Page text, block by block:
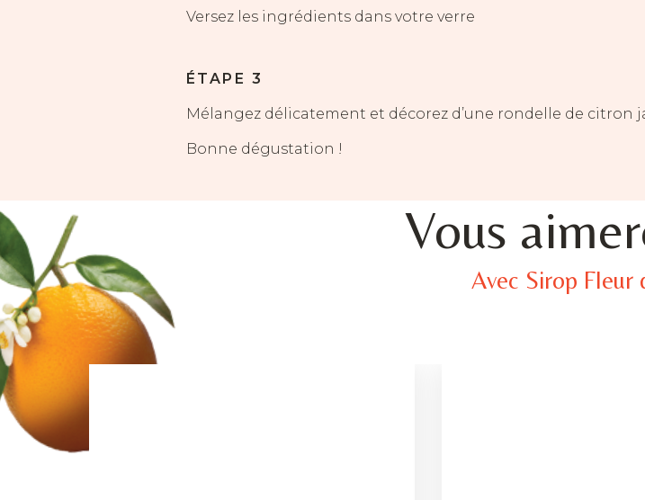
Versez les ingrédients dans votre verre
ÉTAPE 3
Mélangez délicatement et décorez d’une rondelle de citron
Bonne dégustation !
Vous
Avec Sirop Fleur